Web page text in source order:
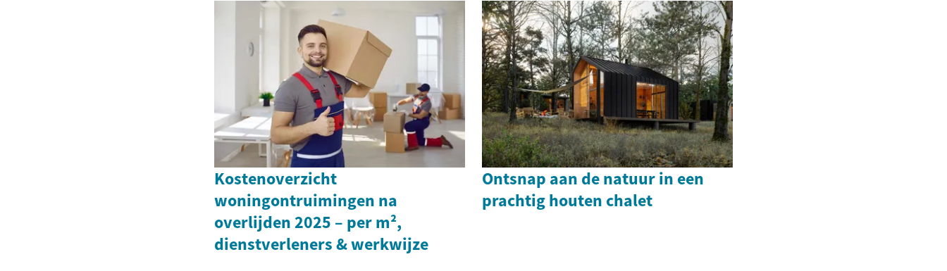
Kostenoverzicht
woningontruimingen na
overlijden 2025 – per m²,
dienstverleners & werkwijze
Ontsnap aan de natuur in een
prachtig houten chalet